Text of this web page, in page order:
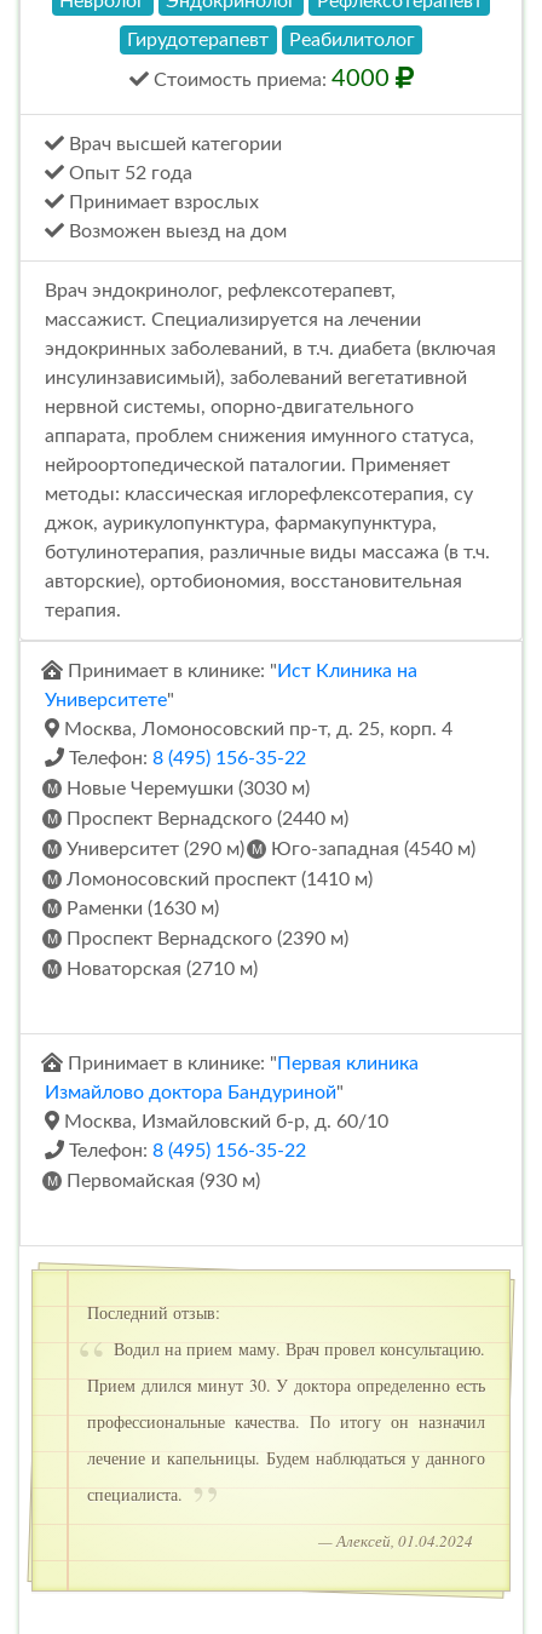
Гирудотерапевт
Реабилитолог
Стоимость приема: 4000
Врач высшей категории
Опыт 52 года
Принимает взрослых
Возможен выезд на дом
Врач эндокринолог, рефлексотерапевт,
массажист. Специализируется на лечении
эндокринных заболеваний, в т.ч. диабета (включая
инсулинзависимый), заболеваний вегетативной
нервной системы, опорно-двигательного
аппарата, проблем снижения имунного статуса,
нейроортопедической паталогии. Применяет
методы: классическая иглорефлексотерапия, су
джок, аурикулопунктура, фармакупунктура,
ботулинотерапия, различные виды массажа (в т.ч.
авторские), ортобиономия, восстановительная
терапия.
Принимает в клинике: " Ист Клиника на
Университете"
Москва, Ломоносовский пр-т, д. 25, корп. 4
Телефон: 8 (495) 156-35-22
Новые Черемушки (3030 м)
Проспект Вернадского (2440 м)
Университет (290 м)
Юго-западная (4540 м)
Ломоносовский проспект (1410 м)
Раменки (1630 м)
Проспект Вернадского (2390 м)
Новаторская (2710 м)
Принимает в клинике: " Первая клиника
Измайлово доктора Бандуриной"
Москва, Измайловский б-р, д. 60/10
Телефон: 8 (495) 156-35-22
Первомайская (930 м)
Последний отзыв:
Водил на прием маму. Врач провел консультацию.
Прием длился минут 30. У доктора определенно есть
профессиональные качества. По итогу он назначил
лечение и капельницы. Будем наблюдаться у данного
специалиста.
— Алексей, 01.04.2024